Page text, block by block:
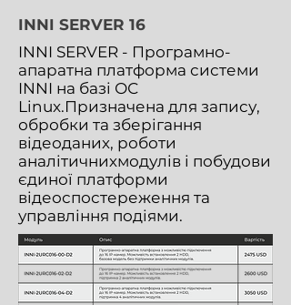
INNI SERVER 16
INNI SERVER - Програмно-
апаратна платформа системи
INNI на базі ОС
Linux.Призначена для запису,
обробки та зберігання
відеоданих, роботи
аналітичнихмодулів і побудови
єдиної платформи
відеоспостереження та
управління подіями.